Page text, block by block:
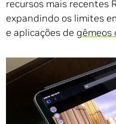
recursos mais recentes
expandindo os limites
e aplicações de gêmeos